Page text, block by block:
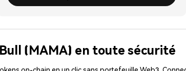
(MAMA) en toute sécurité